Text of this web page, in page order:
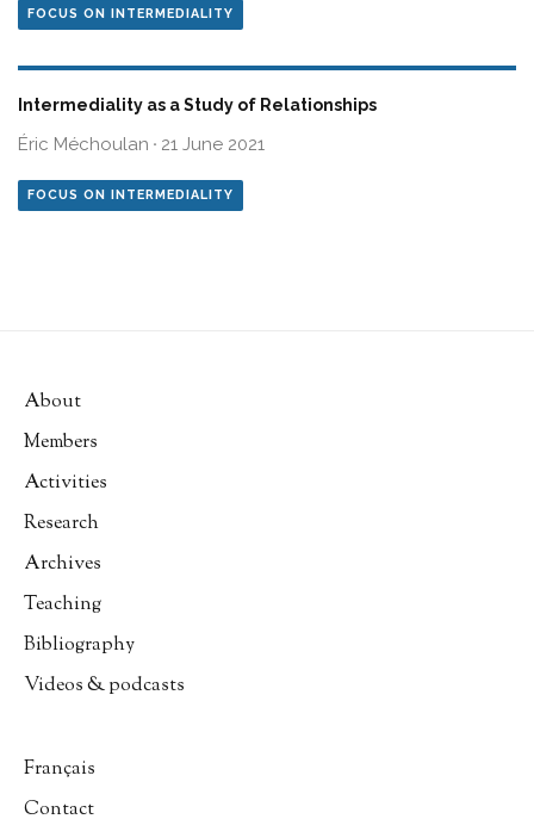
FOCUS ON INTERMEDIALITY
Intermediality as a Study of Relationships
Éric Méchoulan · 21 June 2021
FOCUS ON INTERMEDIALITY
About
Members
Activities
Research
Archives
Teaching
Bibliography
Videos & podcasts
Français
Contact